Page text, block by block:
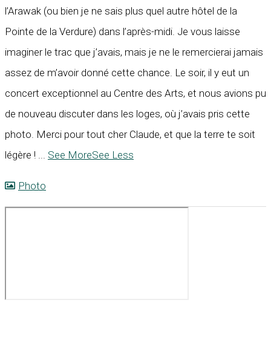
l’Arawak (ou bien je ne sais plus quel autre hôtel de la
Pointe de la Verdure) dans l’après-midi. Je vous laisse
imaginer le trac que j’avais, mais je ne le remercierai jamais
assez de m’avoir donné cette chance. Le soir, il y eut un
concert exceptionnel au Centre des Arts, et nous avions pu
de nouveau discuter dans les loges, où j’avais pris cette
photo. Merci pour tout cher Claude, et que la terre te soit
légère ! ... See MoreSee Less
Photo